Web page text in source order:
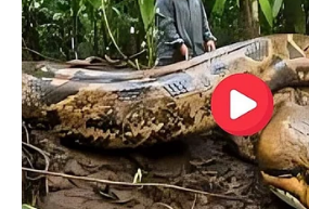
-ad9
O jornalismo do JASB.com.br precisa de
marcando ponto na vida dos ACS e ACE.
notícias em suas redes sociais!